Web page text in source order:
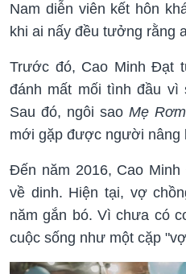
Nam diễn viên kết hôn
khi ai nấy đều tưởng rằng
Trước đó, Cao Minh Đạt
đánh mất mối tình đầu vì
Sau đó, ngôi sao Mẹ Rơm
mới gặp được người nâng
Đến năm 2016, Cao
về dinh. Hiện tại, vợ
năm gắn bó. Vì chưa có
cuộc sống như một cặp